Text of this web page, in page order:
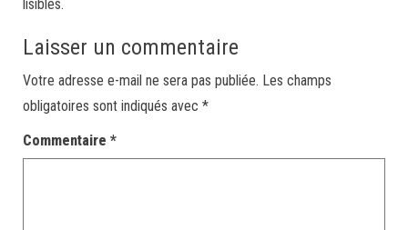
lisibles.
Laisser un commentaire
Votre adresse e-mail ne sera pas publiée. Les champs
obligatoires sont indiqués avec *
Commentaire *